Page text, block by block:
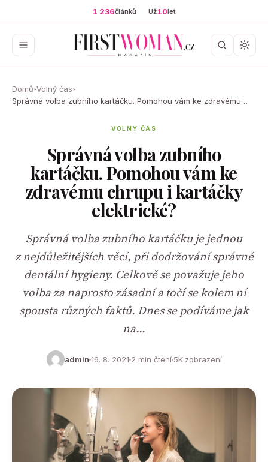
1 236článků Už10let
Domů›Volný čas›
Správná volba zubního kartáčku. Pomohou vám ke zdravému…
VOLNÝ ČAS
Správná volba zubního
kartáčku. Pomohou vám ke
zdravému chrupu i kartáčky
elektrické?
Správná volba zubního kartáčku je jednou
z nejdůležitějších věcí, při dodržování správné
dentální hygieny. Celkově se považuje jeho
volba za naprosto zásadní a točí se kolem ní
spousta různých faktů. Dnes se podíváme jak
na…
admin 16. 8. 2021 2 min čtení5K zobrazení